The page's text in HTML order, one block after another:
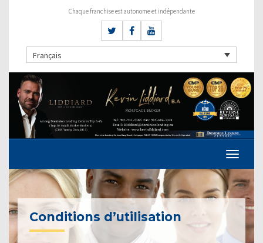
Chaque franchise est autonome et indépendante
Français
Conditions d’utilisation